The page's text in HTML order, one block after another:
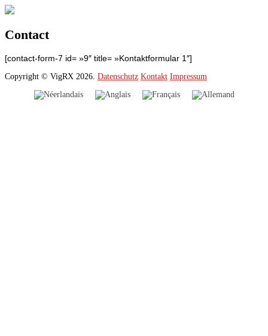
Contact
[contact-form-7 id= »9″ title= »Kontaktformular 1″]
Copyright © VigRX 2026. Datenschutz Kontakt Impressum